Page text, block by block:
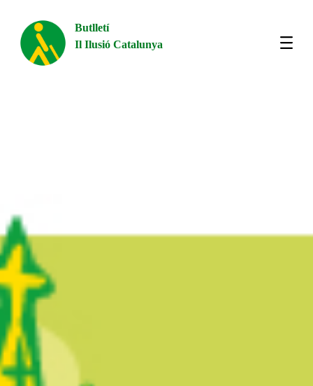
Butlletí
Il Ilusió Catalunya